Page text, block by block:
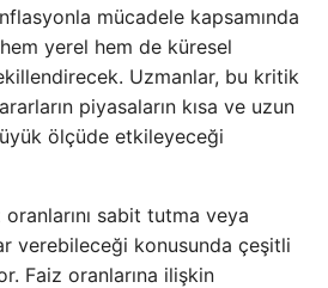
mücadele kapsamında
yerel hem de küresel
Uzmanlar, bu kritik
piyasaların kısa ve uzun
ölçüde etkileyeceği
oranlarını sabit tutma veya
verebileceği konusunda çeşitli
Faiz oranlarına ilişkin